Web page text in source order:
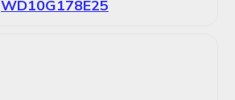
WD10G178E25